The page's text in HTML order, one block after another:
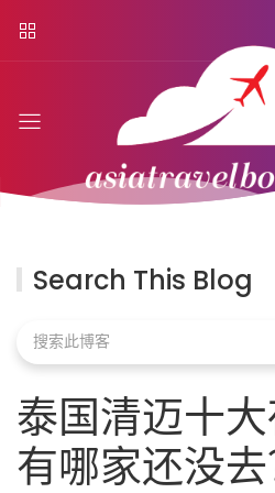
Search This Blog
泰国清迈十
有哪家还没去